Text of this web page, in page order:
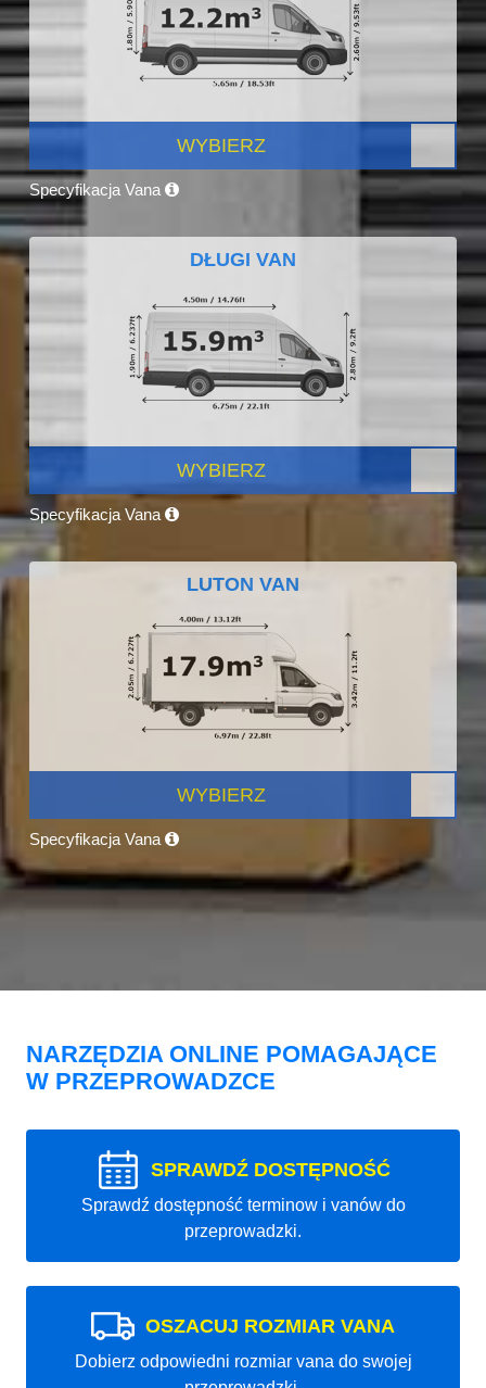
WYBIERZ
Specyfikacja Vana
DŁUGI VAN
WYBIERZ
Specyfikacja Vana
LUTON VAN
WYBIERZ
Specyfikacja Vana
NARZĘDZIA ONLINE POMAGAJĄCE
W PRZEPROWADZCE
SPRAWDŹ DOSTĘPNOŚĆ
Sprawdź dostępność terminow i vanów do
przeprowadzki.
OSZACUJ ROZMIAR VANA
Dobierz odpowiedni rozmiar vana do swojej